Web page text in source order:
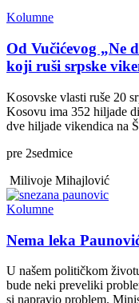
Kolumne
Od Vučićevog „Ne
koji ruši srpske
Kosovske vlasti ruše 20
Kosovu ima 352 hiljade
dve hiljade vikendica na
pre 2sedmice
Milivoje Mihajlović
Kolumne
Nema leka
U našem političkom
bude neki preveliki
si napravio problem.